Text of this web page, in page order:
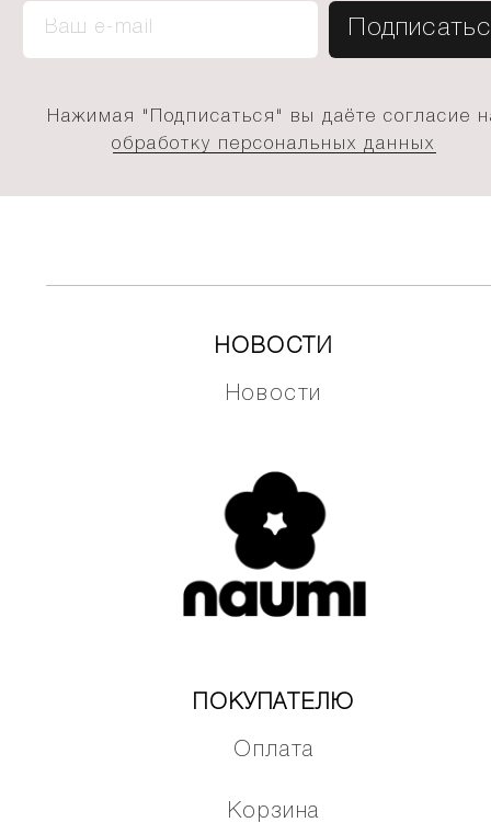
Нажимая "Подписаться" вы даёте согласие
обработку персональных данных
НОВОСТИ
Новости
ПОКУПАТЕЛЮ
Оплата
Корзина